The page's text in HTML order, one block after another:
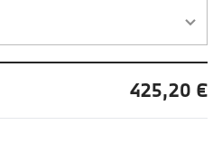
425,20 €